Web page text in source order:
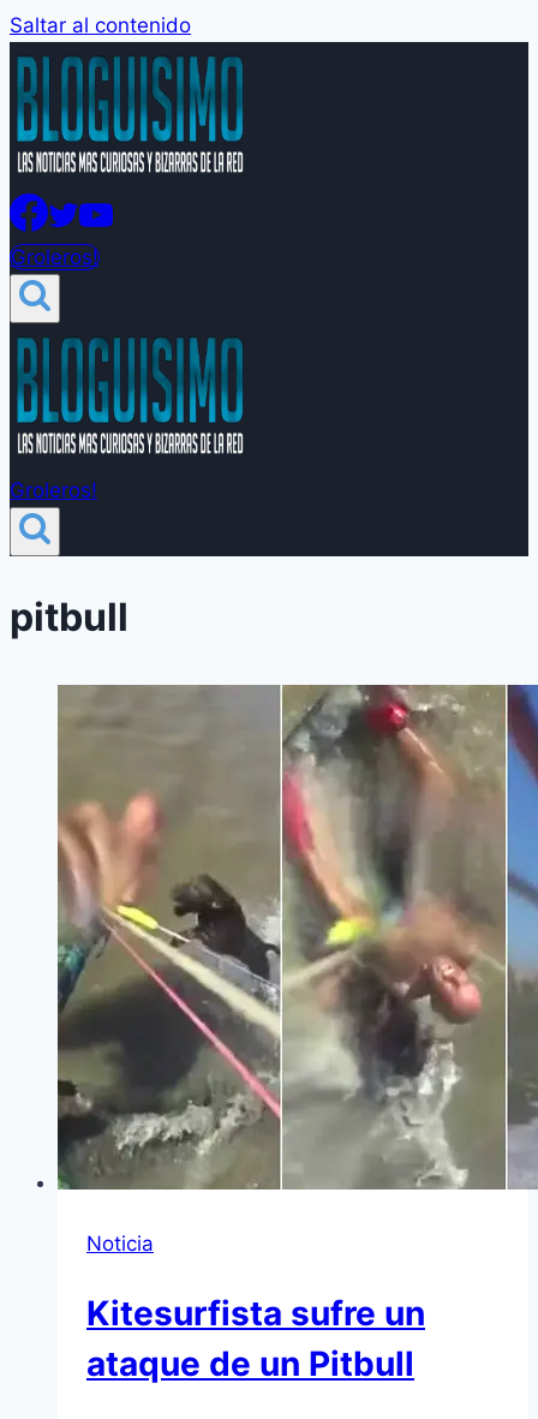
Saltar al contenido
Groleros!
Groleros!
pitbull
Noticia
Kitesurfista sufre un
ataque de un Pitbull